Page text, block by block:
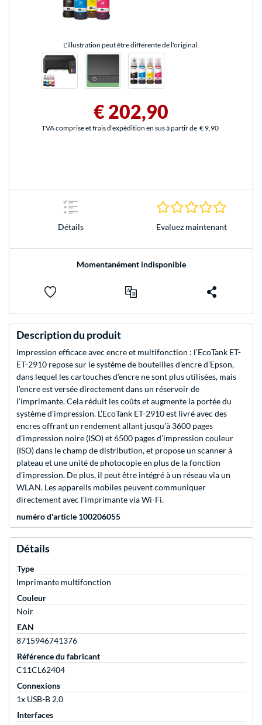
L'illustration peut être différente de l'original.
€ 202,90
TVA comprise et frais d'expédition en sus à partir de € 9,90
Détails Evaluez maintenant
Momentanément indisponible
Description du produit
Impression efficace avec encre et multifonction : l’EcoTank ET-
ET-2910 repose sur le système de bouteilles d’encre d’Epson,
dans lequel les cartouches d’encre ne sont plus utilisées, mais
l’encre est versée directement dans un réservoir de
l’imprimante. Cela réduit les coûts et augmente la portée du
système d’impression. L’EcoTank ET-2910 est livré avec des
encres offrant un rendement allant jusqu’à 3600 pages
d’impression noire (ISO) et 6500 pages d’impression couleur
(ISO) dans le champ de distribution, et propose un scanner à
plateau et une unité de photocopie en plus de la fonction
d’impression. De plus, il peut être intégré à un réseau via un
WLAN. Les appareils mobiles peuvent communiquer
directement avec l’imprimante via Wi-Fi.
numéro d'article 100206055
Détails
Type
Imprimante multifonction
Couleur
Noir
EAN
8715946741376
Référence du fabricant
C11CL62404
Connexions
1x USB-B 2.0
Interfaces